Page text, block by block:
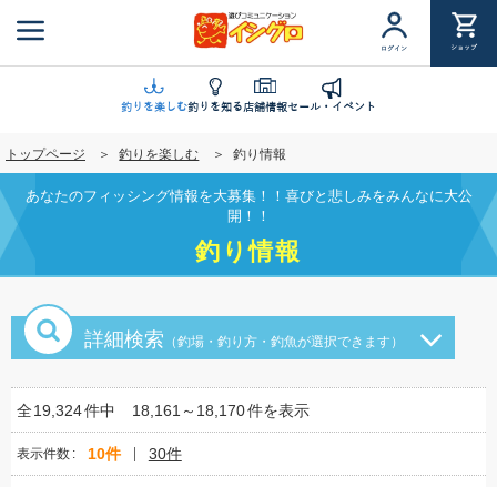
ン
に
移
動
ログイン ショップ
釣りを楽しむ釣りを知る店舗情報セール・イベント
トップページ 釣りを楽しむ 釣り情報
あなたのフィッシング情報を大募集！！喜びと悲しみをみんなに大公
開！！
釣り情報
詳細検索 （釣場・釣り方・釣魚が選択できます）
全19,324件中 18,161～18,170件を表示
表示件数 10件 30件